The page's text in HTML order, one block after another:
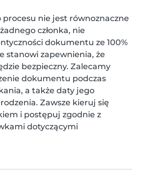
nie jest równoznaczne
członka, nie
dokumentu ze 100%
stanowi zapewnienia, że
bezpieczny. Zalecamy
dokumentu podczas
a także daty jego
Zawsze kieruj się
i postępuj zgodnie z
dotyczącymi